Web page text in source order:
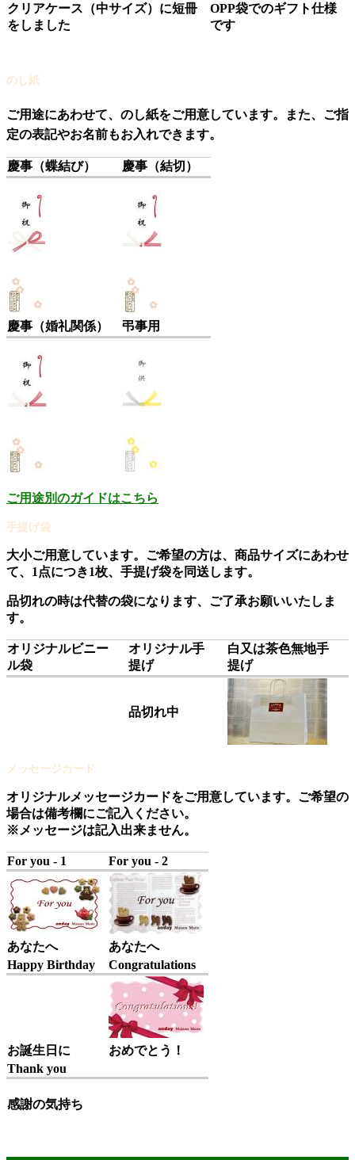
クリアケース（中サイズ）に短冊
をしました
OPP袋でのギフト仕様
です
のし紙
ご用途にあわせて、のし紙をご用意しています。また、ご指
定の表記やお名前もお入れできます。
慶事（蝶結び） 慶事（結切）
慶事（婚礼関係） 弔事用
ご用途別のガイドはこちら
手提げ袋
大小ご用意しています。ご希望の方は、商品サイズにあわせ
て、1点につき1枚、手提げ袋を同送します。
品切れの時は代替の袋になります、ご了承お願いいたしま
す。
オリジナルビニー
ル袋
オリジナル手
提げ
白又は茶色無地手
提げ
品切れ中
メッセージカード
オリジナルメッセージカードをご用意しています。ご希望の
場合は備考欄にご記入ください。
※メッセージは記入出来ません。
For you - 1 For you - 2
あなたへ
あなたへ
Happy Birthday
Congratulations
お誕生日に
おめでとう！
Thank you
感謝の気持ち